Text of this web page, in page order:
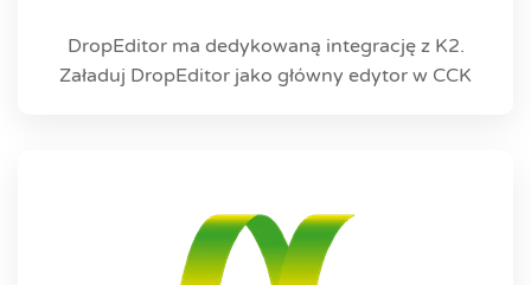
DropEditor ma dedykowaną integrację z K2.
Załaduj DropEditor jako główny edytor w CCK